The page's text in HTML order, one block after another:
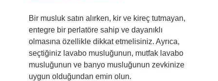
Bir musluk satın alırken, kir ve kireç tutmayan,
entegre bir perlatöre sahip ve dayanıklı
olmasına özellikle dikkat etmelisiniz. Ayrıca,
seçtiğiniz lavabo musluğunun, mutfak lavabo
musluğunun ve banyo musluğunun zevkinize
uygun olduğundan emin olun.